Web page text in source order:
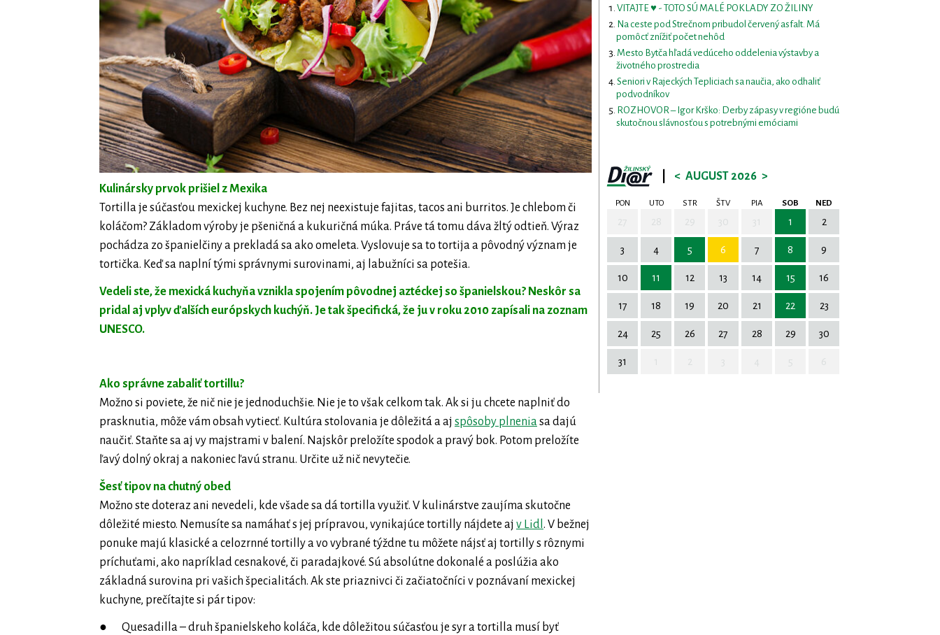
Kulinársky prvok prišiel z Mexika
Tortilla je súčasťou mexickej kuchyne. Bez nej neexistuje fajitas, tacos ani burritos. Je chlebom či
koláčom? Základom výroby je pšeničná a kukuričná múka. Práve tá tomu dáva žltý odtieň. Výraz
pochádza zo španielčiny a prekladá sa ako omeleta. Vyslovuje sa to tortija a pôvodný význam je
tortička. Keď sa naplní tými správnymi surovinami, aj labužníci sa potešia.
Vedeli ste, že mexická kuchyňa vznikla spojením pôvodnej aztéckej so španielskou? Neskôr sa
pridal aj vplyv ďalších európskych kuchýň. Je tak špecifická, že ju v roku 2010 zapísali na zoznam
UNESCO.
Ako správne zabaliť tortillu?
Možno si poviete, že nič nie je jednoduchšie. Nie je to však celkom tak. Ak si ju chcete naplniť do
prasknutia, môže vám obsah vytiecť. Kultúra stolovania je dôležitá a aj spôsoby plneniasa dajú
naučiť. Staňte sa aj vy majstrami v balení. Najskôr preložíte spodok a pravý bok. Potom preložíte
ľavý dolný okraj a nakoniec ľavú stranu. Určite už nič nevytečie.
Šesť tipov na chutný obed
Možno ste doteraz ani nevedeli, kde všade sa dá tortilla využiť. V kulinárstve zaujíma skutočne
dôležité miesto. Nemusíte sa namáhať s jej prípravou, vynikajúce tortilly nájdete aj v Lidl . V bežnej
ponuke majú klasické a celozrnné tortilly a vo vybrané týždne tu môžete nájsť aj tortilly s rôznymi
príchuťami, ako napríklad cesnakové, či paradajkové. Sú absolútne dokonalé a poslúžia ako
základná surovina pri vašich špecialitách. Ak ste priaznivci či začiatočníci v poznávaní mexickej
kuchyne, prečítajte si pár tipov:
● Quesadilla – druh španielskeho koláča, kde dôležitou súčasťou je syr a tortilla musí byť
VITAJTE ♥ - TOTO SÚ MALÉ POKLADY ZO ŽILINY
Na ceste pod Strečnom pribudol červený asfalt. Má
pomôcť znížiť počet nehôd
Mesto Bytča hľadá vedúceho oddelenia výstavby a
životného prostredia
Seniori v Rajeckých Tepliciach sa naučia, ako odhaliť
podvodníkov
ROZHOVOR – Igor Krško: Derby zápasy v regióne budú
skutočnou slávnosťou s potrebnými emóciami
< AUGUST 2026 >
PON UTO STR ŠTV PIA SOB NED
1 2
3 4 5 6 7 8 9
10 11 12 13 14 15 16
17 18 19 20 21 22 23
24 25 26 27 28 29 30
31